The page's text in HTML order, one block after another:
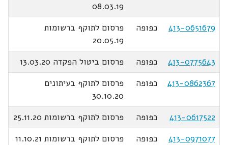
08.03.19
413-0651679
כפופה
פרסום לתוקף ברשומות
20.05.19
413-0775643
כפופה
פרסום ביטול הפקדה 13.03.20
413-0862367
כפופה
פרסום לתוקף בעיתונים
30.10.20
413-0617522
כפופה
פרסום לתוקף ברשומות 25.11.20
413-0971077
כפופה
פרסום לתוקף ברשומות 11.10.21